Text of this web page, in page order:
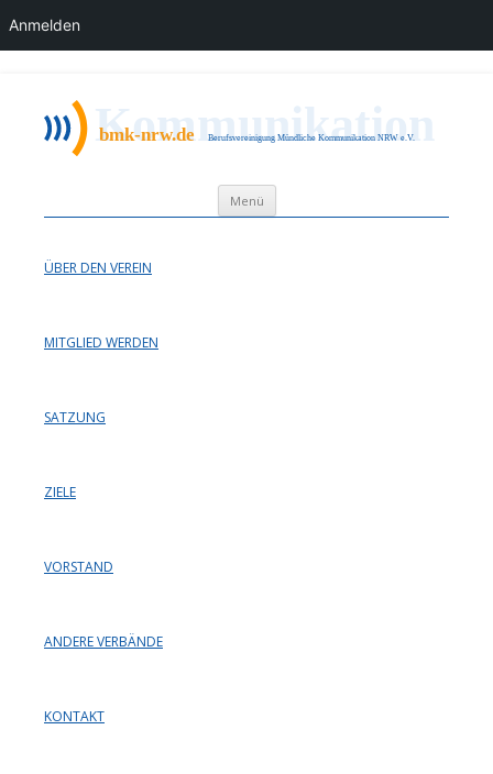
bmk nrw
Berufsvereinigung Mündliche Kommunikation NRW e.V.
Menü Zum Inhalt springen
ÜBER DEN VEREIN
MITGLIED WERDEN
SATZUNG
ZIELE
VORSTAND
ANDERE VERBÄNDE
KONTAKT
Anmelden